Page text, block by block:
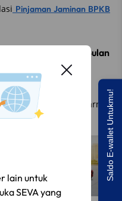
Pinjaman Jaminan BPKB
Angsuran per Bulan
Rp4.542.000
dan angka sebenarnyaSaldo E-wallet Untukmu!